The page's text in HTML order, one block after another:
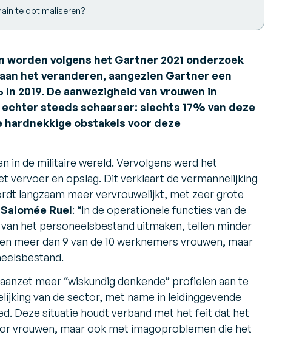
te optimaliseren?
worden volgens het Gartner 2021 onderzoek
het veranderen, aangezien Gartner een
2019. De aanwezigheid van vrouwen in
steeds schaarser: slechts 17% van deze
obstakels voor deze
in de militaire wereld. Vervolgens werd het
vervoer en opslag. Dit verklaart de vermannelijking
langzaam meer vervrouwelijkt, met zeer grote
Salomée Ruel: “In de operationele functies van de
het personeelsbestand uitmaken, tellen minder
meer dan 9 van de 10 werknemers vrouwen, maar
meer “wiskundig denkende” profielen aan te
van de sector, met name in leidinggevende
Deze situatie houdt verband met het feit dat het
vrouwen, maar ook met imagoproblemen die het